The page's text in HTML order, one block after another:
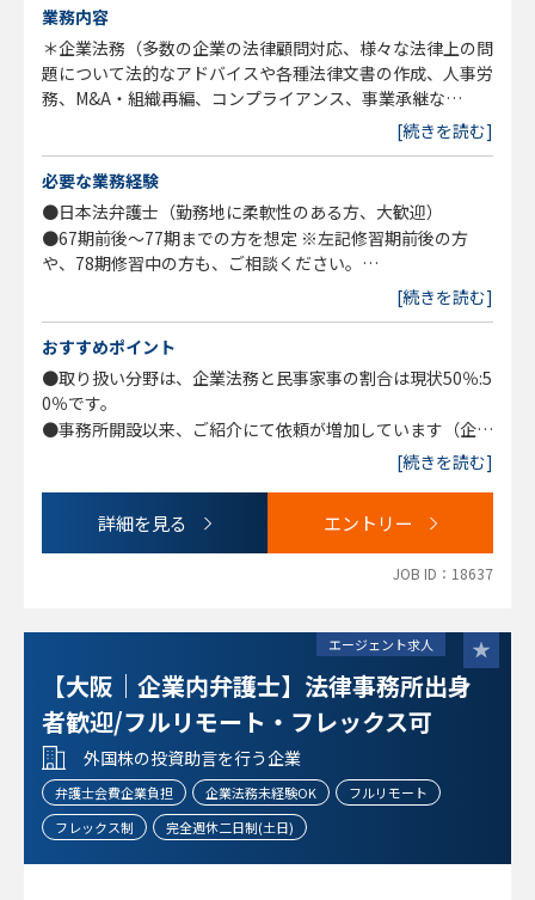
業務内容
＊企業法務（多数の企業の法律顧問対応、様々な法律上の問
題について法的なアドバイスや各種法律文書の作成、人事労
務、M&A・組織再編、コンプライアンス、事業承継な
ど）、および一般民事家事（離婚・男女問題、遺言・相続、
交通事故、労働に満遍なく対応。ご入所いただく方にも上記
事件を幅広くご担当いただく予定です。
[続きを読む]
必要な業務経験
●日本法弁護士（勤務地に柔軟性のある方、大歓迎）
●67期前後～77期までの方を想定 ※左記修習期前後の方
や、78期修習中の方も、ご相談ください。
[続きを読む]
おすすめポイント
●取り扱い分野は、企業法務と民事家事の割合は現状50％:5
0％です。
●事務所開設以来、ご紹介にて依頼が増加しています（企業
からも個人からも）ので、その為の増員募集となります。
[続きを読む]
詳細を見る エントリー
JOB ID：18637
エージェント求人
【大阪｜企業内弁護士】法律事務所出身
者歓迎/フルリモート・フレックス可
外国株の投資助言を行う企業
弁護士会費企業負担 企業法務未経験OK
フルリモート
フレックス制
完全週休二日制(土日)